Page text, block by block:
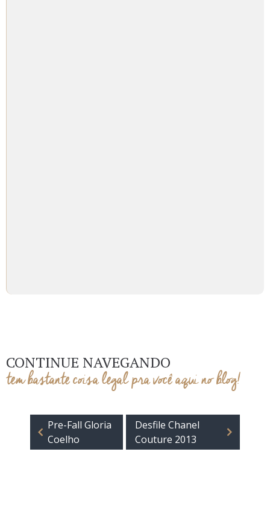
CONTINUE NAVEGANDO
tem bastante coisa legal pra você aqui no blog!
Pre-Fall Gloria
Coelho
Desfile Chanel
Couture 2013